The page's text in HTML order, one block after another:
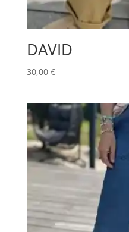
DAVID
30,00 €